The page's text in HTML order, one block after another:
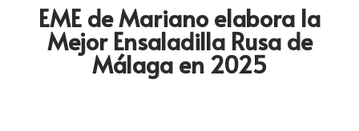
EME de Mariano elabora la
Mejor Ensaladilla Rusa de
Málaga en 2025